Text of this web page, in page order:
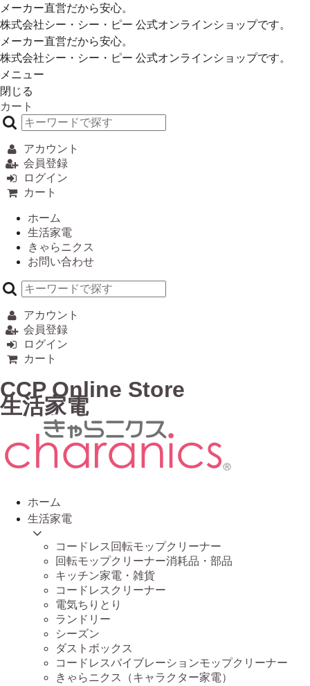
メーカー直営だから安心。
株式会社シー・シー・ピー 公式オンラインショップです。
メーカー直営だから安心。
株式会社シー・シー・ピー 公式オンラインショップです。
メニュー
閉じる
カート
アカウント
会員登録
ログイン
カート
ホーム
生活家電
きゃらニクス
お問い合わせ
アカウント
会員登録
ログイン
カート
CCP Online Store
生活家電
ホーム
生活家電
コードレス回転モップクリーナー
回転モップクリーナー消耗品・部品
キッチン家電・雑貨
コードレスクリーナー
電気ちりとり
ランドリー
シーズン
ダストボックス
コードレスバイブレーションモップクリーナー
きゃらニクス（キャラクター家電）